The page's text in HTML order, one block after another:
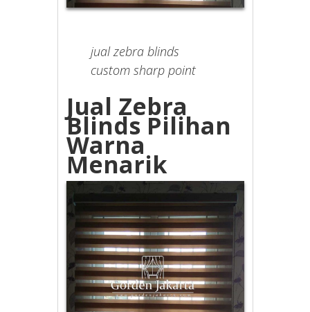
jual zebra blinds
custom sharp point
Jual Zebra
Blinds Pilihan
Warna
Menarik